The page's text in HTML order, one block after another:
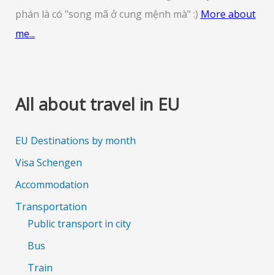
phán là có "song mã ở cung mệnh mà" :) More about
me...
All about travel in EU
EU Destinations by month
Visa Schengen
Accommodation
Transportation
Public transport in city
Bus
Train